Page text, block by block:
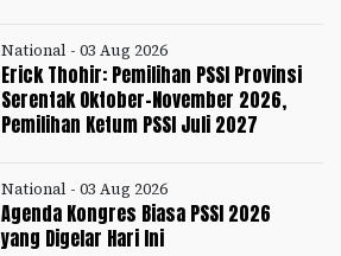
National - 03 Aug 2026
Erick Thohir: Pemilihan PSSI Provinsi
Serentak Oktober-November 2026,
Pemilihan Ketum PSSI Juli 2027
National - 03 Aug 2026
Agenda Kongres Biasa PSSI 2026
yang Digelar Hari Ini